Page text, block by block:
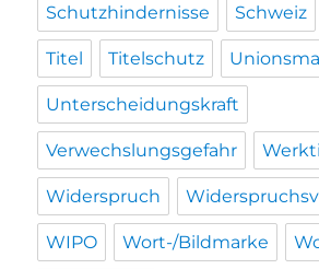
Schutzhindernisse Schweiz
Titel Titelschutz
Unterscheidungskraft
Verwechslungsgefahr
Widerspruch
WIPO Wort-/Bildmarke